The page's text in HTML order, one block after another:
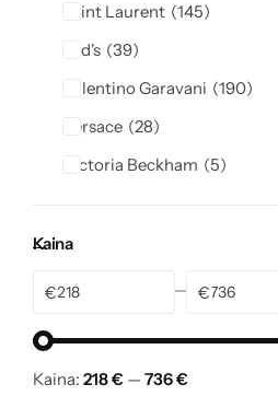
Saint Laurent 145
Tod's 39
Valentino Garavani
190
Versace 28
Victoria Beckham
5
Kaina
€ €
Kaina: 218 € — 736 €